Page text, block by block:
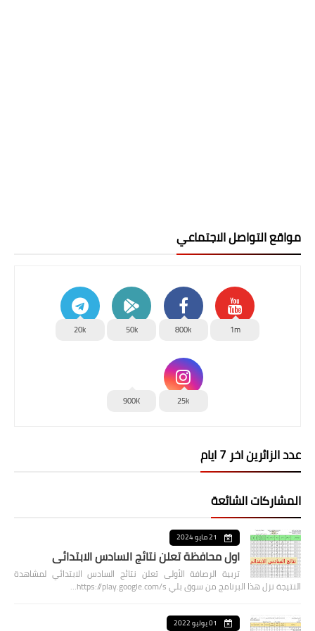
مواقع التواصل الاجتماعي
1m
800k
50k
20k
25k
900K
عدد الزائرين اخر 7 ايام
المشاركات الشائعة
21 مايو 2024
اول محافظة تعلن نتائج السادس الابتدائي
تربية الرصافة الأولى تعلن نتائج السادس الابتدائي لمشاهدة
النتيجة نزل هذا البرنامج من سوق بلي https://play.google.com/s…
01 يوليو 2022